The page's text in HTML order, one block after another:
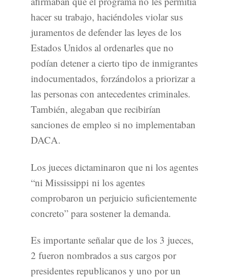
hacer su trabajo, haciéndoles violar sus
juramentos de defender las leyes de los
Estados Unidos al ordenarles que no
podían detener a cierto tipo de inmigrantes
indocumentados, forzándolos a priorizar a
las personas con antecedentes criminales.
También, alegaban que recibirían
sanciones de empleo si no implementaban
DACA.
Los jueces dictaminaron que ni los agentes
“ni Mississippi ni los agentes
comprobaron un perjuicio suficientemente
concreto” para sostener la demanda.
Es importante señalar que de los 3 jueces,
2 fueron nombrados a sus cargos por
presidentes republicanos y uno por un